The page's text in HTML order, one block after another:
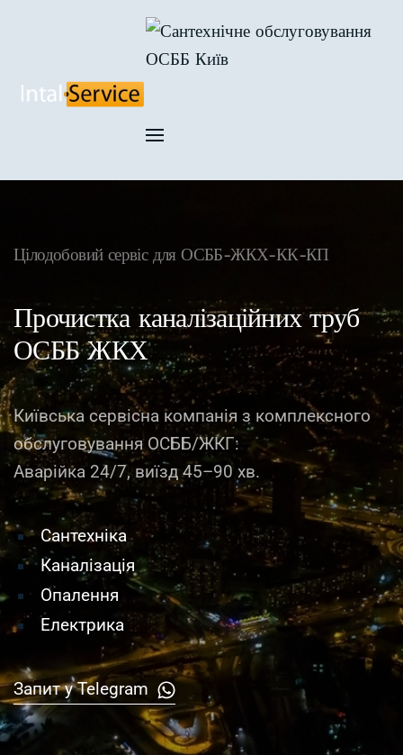
Skip to main content
Цілодобовий сервіс для ОСББ-ЖКХ-КК-КП
Прочистка каналізаційних труб
ОСББ ЖКХ
Київська сервісна компанія з комплексного
обслуговування ОСББ/ЖКГ:
Аварійка 24/7, виїзд 45–90 хв.
Сантехніка
Каналізація
Опалення
Електрика
Запит у Telegram